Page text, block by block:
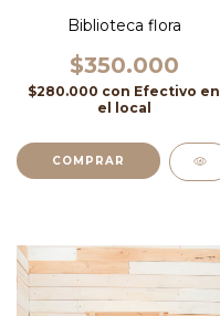
Biblioteca flora
$350.000
$280.000 con Efectivo en
el local